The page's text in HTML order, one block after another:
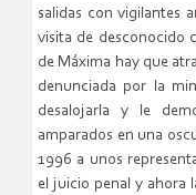
salidas con vigilantes
visita de desconocido
de Máxima hay que
denunciada por la
desalojarla y le
amparados en una
1996 a unos
el juicio penal y ahora